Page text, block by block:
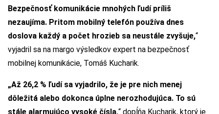
Bezpečnosť komunikácie mnohých ľudí príliš
nezaujíma. Pritom mobilný telefón používa dnes
doslova každý a počet hrozieb sa neustále zvyšuje,“
vyjadril sa na margo výsledkov expert na bezpečnosť
mobilnej komunikácie, Tomáš Kucharik.
„Až 26,2 % ľudí sa vyjadrilo, že je pre nich menej
dôležitá alebo dokonca úplne nerozhodujúca. To sú
stále alarmujúco vysoké čísla,“ dopĺňa Kucharik, ktorý je